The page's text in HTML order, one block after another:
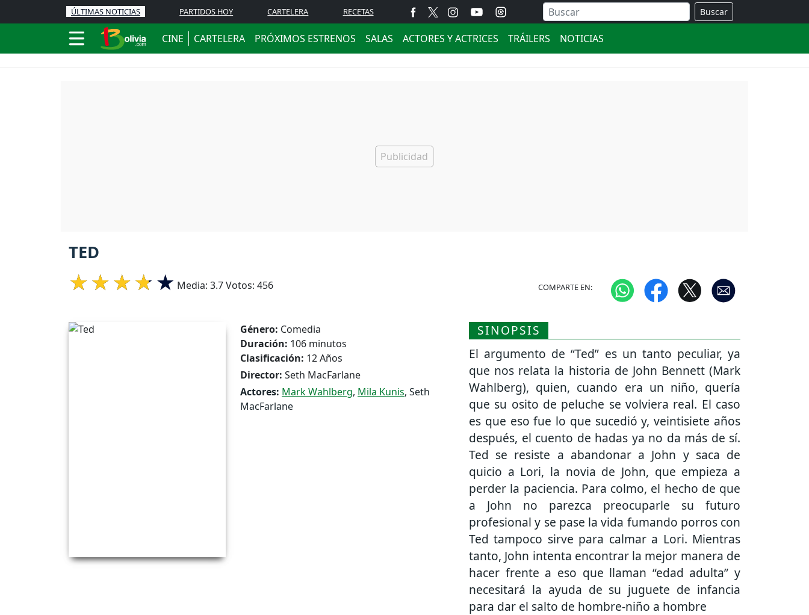
ÚLTIMAS NOTICIAS PARTIDOS HOY CARTELERA RECETAS Buscar
CINE CARTELERA PRÓXIMOS ESTRENOS SALAS ACTORES Y ACTRICES TRÁILERS NOTICIAS
TED
Media: 3.7Votos: 456 COMPARTE EN:
Género: Comedia
Duración: 106 minutos
Clasificación: 12 Años
Director: Seth MacFarlane
Actores: Mark Wahlberg, Mila Kunis, Seth
MacFarlane
SINOPSIS
El argumento de “Ted” es un tanto peculiar, ya
que nos relata la historia de John Bennett (Mark
Wahlberg), quien, cuando era un niño, quería
que su osito de peluche se volviera real. El caso
es que eso fue lo que sucedió y, veintisiete años
después, el cuento de hadas ya no da más de sí.
Ted se resiste a abandonar a John y saca de
quicio a Lori, la novia de John, que empieza a
perder la paciencia. Para colmo, el hecho de que
a John no parezca preocuparle su futuro
profesional y se pase la vida fumando porros con
Ted tampoco sirve para calmar a Lori. Mientras
tanto, John intenta encontrar la mejor manera de
hacer frente a eso que llaman “edad adulta” y
necesitará la ayuda de su juguete de infancia
para dar el salto de hombre-niño a hombre